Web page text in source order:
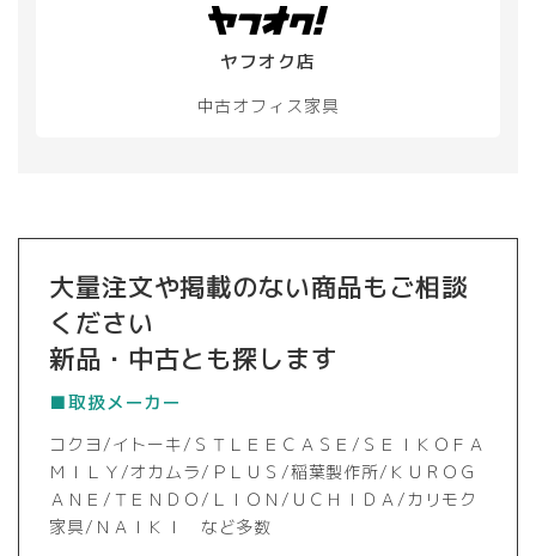
ヤフオク店
中古オフィス家具
大量注文や掲載のない商品もご相談
ください
新品・中古とも探します
■取扱メーカー
コクヨ/イトーキ/ＳＴＬＥＥＣＡＳＥ/ＳＥＩＫＯＦＡ
ＭＩＬＹ/オカムラ/ＰＬＵＳ/稲葉製作所/ＫＵＲＯＧ
ＡＮＥ/ＴＥＮＤＯ/ＬＩＯＮ/ＵＣＨＩＤＡ/カリモク
家具/ＮＡＩＫＩ など多数